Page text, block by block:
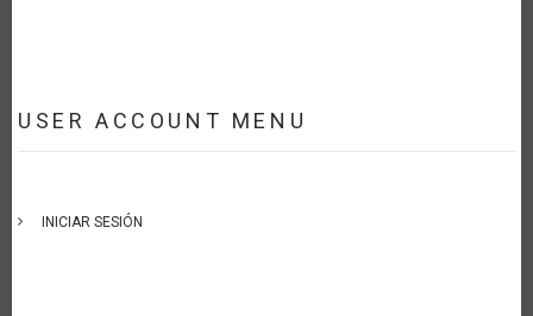
USER ACCOUNT MENU
INICIAR SESIÓN